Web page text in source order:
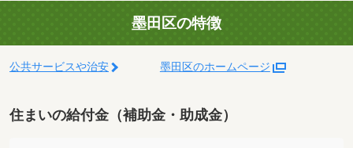
墨田区の特徴
公共サービスや治安 墨田区のホームページ
住まいの給付金（補助金・助成金）